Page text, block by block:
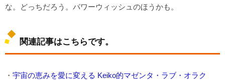
な。どっちだろう。パワーウィッシュのほうかも。
関連記事はこちらです。
・ 宇宙の恵みを愛に変える Keiko的マゼンタ・ラブ・オラク